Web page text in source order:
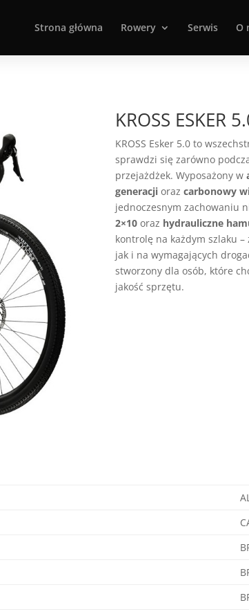
Strona główna Rowery Serwis O
KROSS ESKER
KROSS Esker 5.0 to
sprawdzi się zarówno
przejażdżek. Wyposażony w
generacji oraz carbonowy
jednoczesnym zachowaniu
2×10 oraz hydrauliczne
kontrolę na każdym szlaku
jak i na wymagających
stworzony dla osób, które
jakość sprzętu.